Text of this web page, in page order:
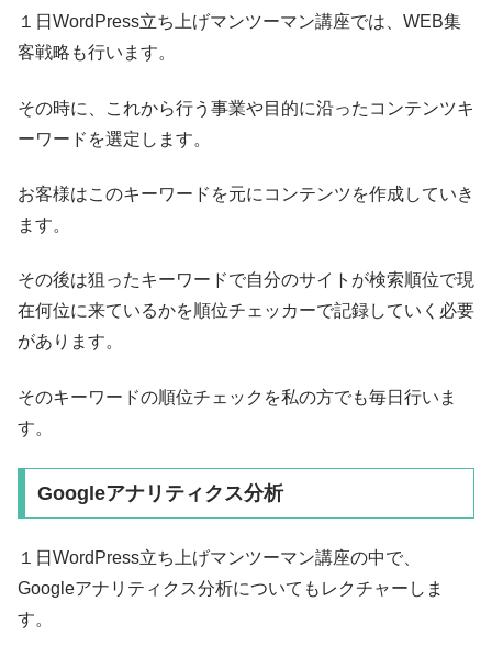
１日WordPress立ち上げマンツーマン講座では、WEB集
客戦略も行います。
その時に、これから行う事業や目的に沿ったコンテンツキ
ーワードを選定します。
お客様はこのキーワードを元にコンテンツを作成していき
ます。
その後は狙ったキーワードで自分のサイトが検索順位で現
在何位に来ているかを順位チェッカーで記録していく必要
があります。
そのキーワードの順位チェックを私の方でも毎日行いま
す。
Googleアナリティクス分析
１日WordPress立ち上げマンツーマン講座の中で、
Googleアナリティクス分析についてもレクチャーしま
す。